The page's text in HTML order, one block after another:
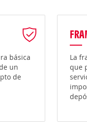
básica
un
de
La
que